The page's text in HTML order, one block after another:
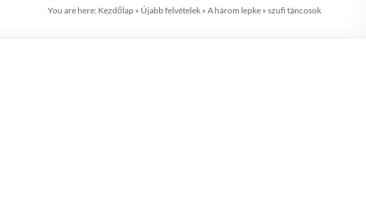
You are here: Kezdőlap » Újabb felvételek » A három lepke » szufi táncosok